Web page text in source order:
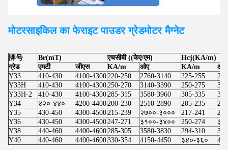
मोटरसाइकिल का फेराइट पाउडर ग्रेडमोटर मैग्नेट
牌号
ग्रेड
Br(mT) एचसीबी ((केए/एम)
Hcj(KA/m)
एमटी
जीएस KA/m ओए KA/m
ओए
Y33
410-430 4100-4300220-250 2760-3140 225-255
Y33H
410-430 4100-4300250-270 3140-3390 250-275
Y33H-2
410-430 4100-4300285-315 3580-3960 305-335
Y34
४२०-४४० 4200-4400200-230 2510-2890 205-235
Y35
430-450 4300-4500215-239 २७००-३००० 217-241
Y36
430-450 4300-4500247-271 ३१००-३४०० 250-274
Y38
440-460 4400-4600285-305 3580-3830 294-310
Y40
440-460 4400-4600330-354 4150-4450 ३४०-३६०